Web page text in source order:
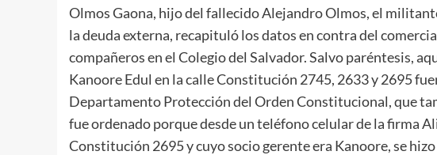
Olmos Gaona, hijo del fallecido Alejandro Olmos, el
la deuda externa, recapituló los datos en contra del
compañeros en el Colegio del Salvador. Salvo paréntesis,
Kanoore Edul en la calle Constitución 2745, 2633 y 2695
Departamento Protección del Orden Constitucional, que
fue ordenado porque desde un teléfono celular de la firma
Constitución 2695 y cuyo socio gerente era Kanoore, se